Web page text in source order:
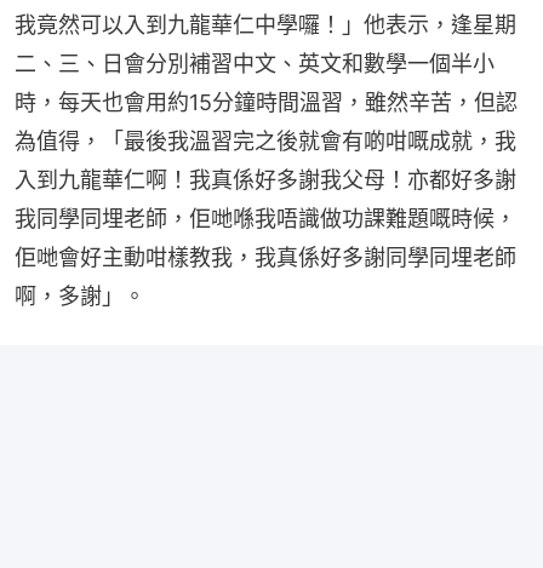
我竟然可以入到九龍華仁中學囉！」他表示，逢星期
二、三、日會分別補習中文、英文和數學一個半小
時，每天也會用約15分鐘時間溫習，雖然辛苦，但認
為值得，「最後我溫習完之後就會有啲咁嘅成就，我
入到九龍華仁啊！我真係好多謝我父母！亦都好多謝
我同學同埋老師，佢哋喺我唔識做功課難題嘅時候，
佢哋會好主動咁樣教我，我真係好多謝同學同埋老師
啊，多謝」。